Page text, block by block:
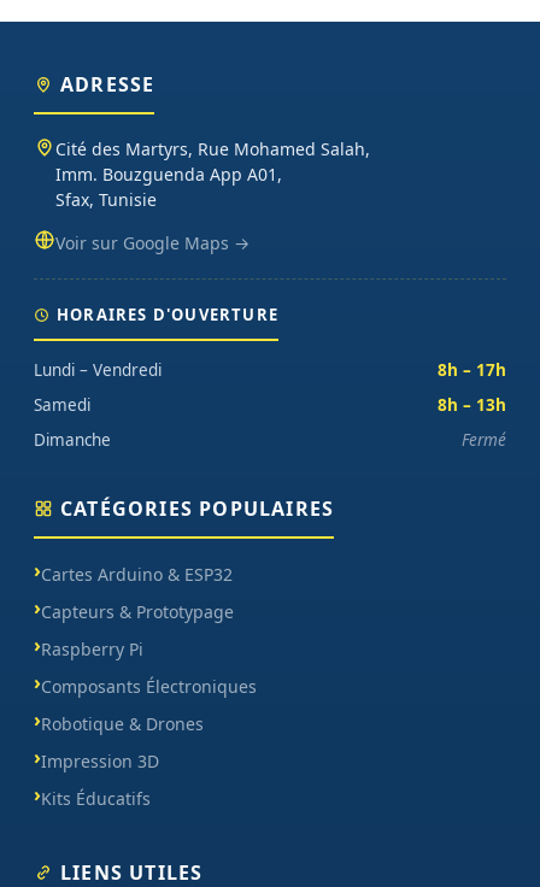
ADRESSE
Cité des Martyrs, Rue Mohamed Salah,
Imm. Bouzguenda App A01,
Sfax, Tunisie
Voir sur Google Maps →
HORAIRES D'OUVERTURE
Lundi – Vendredi
8h – 17h
Samedi
8h – 13h
Dimanche
Fermé
CATÉGORIES POPULAIRES
Cartes Arduino & ESP32
Capteurs & Prototypage
Raspberry Pi
Composants Électroniques
Robotique & Drones
Impression 3D
Kits Éducatifs
LIENS UTILES